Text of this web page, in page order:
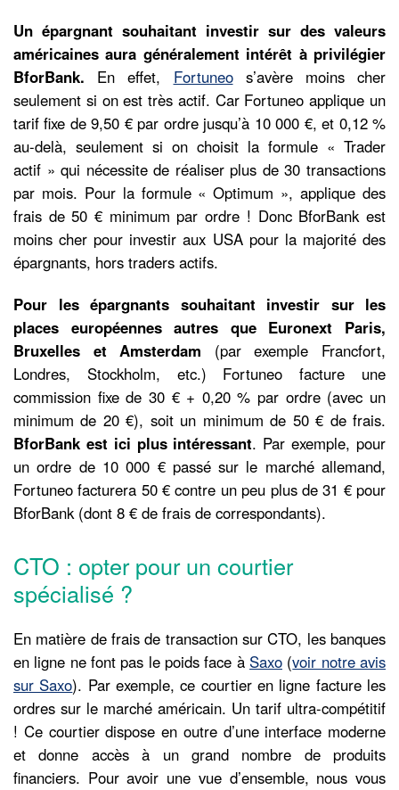
Un épargnant souhaitant investir sur des valeurs
américaines aura généralement intérêt à privilégier
BforBank. En effet, Fortuneos’avère moins cher
seulement si on est très actif. Car Fortuneo applique un
tarif fixe de 9,50 € par ordre jusqu’à 10 000 €, et 0,12 %
au-delà, seulement si on choisit la formule « Trader
actif » qui nécessite de réaliser plus de 30 transactions
par mois. Pour la formule « Optimum », applique des
frais de 50 € minimum par ordre ! Donc BforBank est
moins cher pour investir aux USA pour la majorité des
épargnants, hors traders actifs.
Pour les épargnants souhaitant investir sur les
places européennes autres que Euronext Paris,
Bruxelles et Amsterdam (par exemple Francfort,
Londres, Stockholm, etc.) Fortuneo facture une
commission fixe de 30 € + 0,20 % par ordre (avec un
minimum de 20 €), soit un minimum de 50 € de frais.
BforBank est ici plus intéressant. Par exemple, pour
un ordre de 10 000 € passé sur le marché allemand,
Fortuneo facturera 50 € contre un peu plus de 31 € pour
BforBank (dont 8 € de frais de correspondants).
CTO : opter pour un courtier
spécialisé ?
En matière de frais de transaction sur CTO, les banques
en ligne ne font pas le poids face à Saxo (voir notre avis
sur Saxo). Par exemple, ce courtier en ligne facture les
ordres sur le marché américain. Un tarif ultra-compétitif
! Ce courtier dispose en outre d’une interface moderne
et donne accès à un grand nombre de produits
financiers. Pour avoir une vue d’ensemble, nous vous